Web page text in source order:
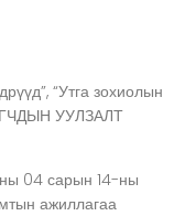
“Утга зохиолын
УУЛЗАЛТ
04 сарын 14-ны
ажиллагаа